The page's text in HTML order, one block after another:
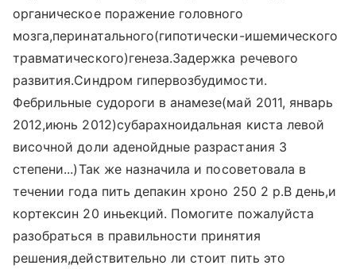
органическое поражение головного
мозга,перинатального(гипотически-ишемического
травматического)генеза.Задержка речевого
развития.Синдром гипервозбудимости.
Фебрильные судороги в анамезе(май 2011, январь
2012,июнь 2012)субарахноидальная киста левой
височной доли аденойдные разрастания 3
степени...)Так же назначила и посоветовала в
течении года пить депакин хроно 250 2 р.В день,и
кортексин 20 иньекций. Помогите пожалуйста
разобраться в правильности принятия
решения,действительно ли стоит пить это